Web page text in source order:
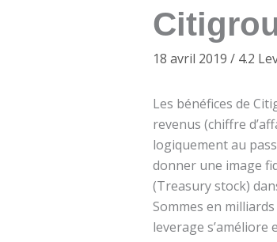
18 avril 2019 / 4.2
Les bénéfices de
revenus (chiffre
logiquement au
donner une image
(Treasury stock)
Sommes en
leverage s’améliore